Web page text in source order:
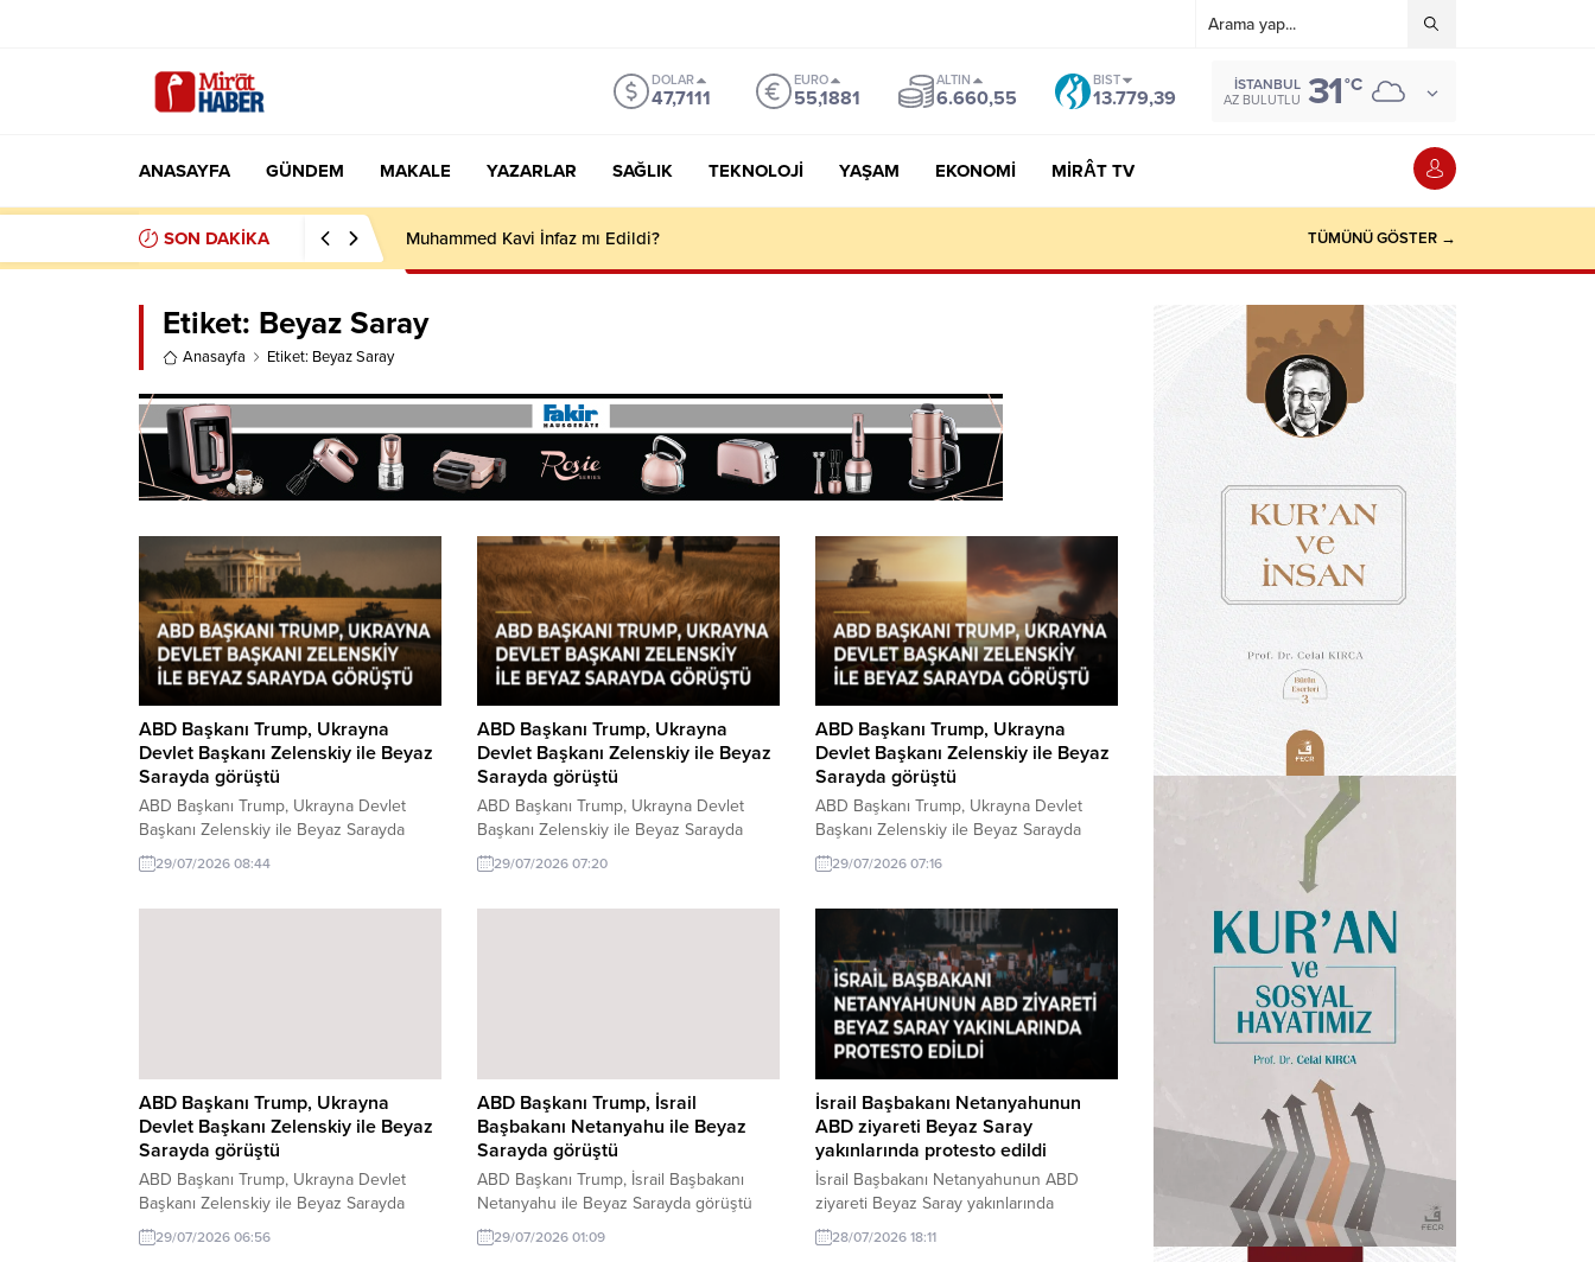
DOLAR
47,7111
EURO
55,1881
ALTIN
6.660,55
BIST
13.779,39
İSTANBUL
AZ BULUTLU 31°C
ANASAYFA GÜNDEM MAKALE YAZARLAR SAĞLIK TEKNOLOJI YAŞAM EKONOMI MIRÂT TV
SON DAKİKA İMRAN HAN’IN HAPİSHANESİNDEN İSLÂM DÜNYASININ VESAYETİNE TÜMÜNÜ GÖSTER →
Etiket: Beyaz Saray
Anasayfa Etiket: Beyaz Saray
ABD Başkanı Trump, Ukrayna
Devlet Başkanı Zelenskiy ile Beyaz
Sarayda görüştü
ABD Başkanı Trump, Ukrayna Devlet
Başkanı Zelenskiy ile Beyaz Sarayda
önemli bir görüşme gerçekleştirdi.
Görüşmenin detayları ve etkileri merak
29/07/2026 08:44
ABD Başkanı Trump, Ukrayna
Devlet Başkanı Zelenskiy ile Beyaz
Sarayda görüştü
ABD Başkanı Trump, Ukrayna Devlet
Başkanı Zelenskiy ile Beyaz Sarayda
görüştü hakkında son gelişmeler. ABD
Başkanı Trump, Ukrayna Devlet Başkanı
29/07/2026 07:20
ABD Başkanı Trump, Ukrayna
Devlet Başkanı Zelenskiy ile Beyaz
Sarayda görüştü
ABD Başkanı Trump, Ukrayna Devlet
Başkanı Zelenskiy ile Beyaz Sarayda
görüştü. Görüşmenin detayları ve
sonuçları hakkında bilgiler burada.
29/07/2026 07:16
ABD Başkanı Trump, Ukrayna
Devlet Başkanı Zelenskiy ile Beyaz
Sarayda görüştü
ABD Başkanı Trump, Ukrayna Devlet
Başkanı Zelenskiy ile Beyaz Sarayda
görüştü hakkında son gelişmeler. ABD
Başkanı Trump, Ukrayna Devlet Başkanı
29/07/2026 06:56
ABD Başkanı Trump, İsrail
Başbakanı Netanyahu ile Beyaz
Sarayda görüştü
ABD Başkanı Trump, İsrail Başbakanı
Netanyahu ile Beyaz Sarayda görüştü
hakkında son gelişmeler. ABD Başkanı
Trump ve İsrail Başbakanı Netanyahu,
29/07/2026 01:09
İsrail Başbakanı Netanyahunun
ABD ziyareti Beyaz Saray
yakınlarında protesto edildi
İsrail Başbakanı Netanyahunun ABD
ziyareti Beyaz Saray yakınlarında
protesto edildi. Protestolar, bölgedeki
gerginliği artırdı.
28/07/2026 18:11